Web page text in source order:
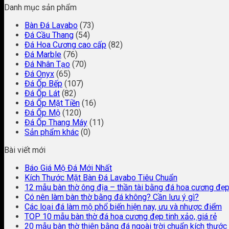
Danh mục sản phẩm
Bàn Đá Lavabo (73)
Đá Cầu Thang (54)
Đá Hoa Cương cao cấp (82)
Đá Marble (76)
Đá Nhân Tạo (70)
Đá Onyx (65)
Đá Ốp Bếp (107)
Đá Ốp Lát (82)
Đá Ốp Mặt Tiền (16)
Đá Ốp Mộ (120)
Đá Ốp Thang Máy (11)
Sản phẩm khác (0)
Bài viết mới
Báo Giá Mộ Đá Mới Nhất
Kích Thước Mặt Bàn Đá Lavabo Tiêu Chuẩn
12 mẫu bàn thờ ông địa – thần tài bằng đá hoa cương
Có nên làm bàn thờ bằng đá không? Cần lưu ý gì?
Các loại đá làm mộ phổ biến hiện nay, ưu và nhược điểm
TOP 10 mẫu bàn thờ đá hoa cương đẹp tinh xảo, giá rẻ
20 mẫu bàn thờ thiên bằng đá ngoài trời chuẩn kích thước